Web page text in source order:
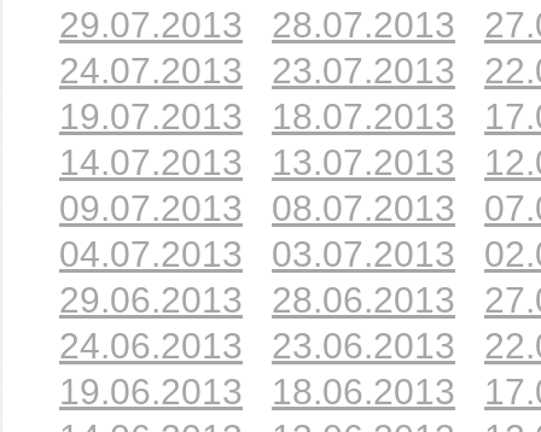
29.07.2013
28.07.2013
24.07.2013
23.07.2013
19.07.2013
18.07.2013
14.07.2013
13.07.2013
09.07.2013
08.07.2013
04.07.2013
03.07.2013
29.06.2013
28.06.2013
24.06.2013
23.06.2013
19.06.2013
18.06.2013